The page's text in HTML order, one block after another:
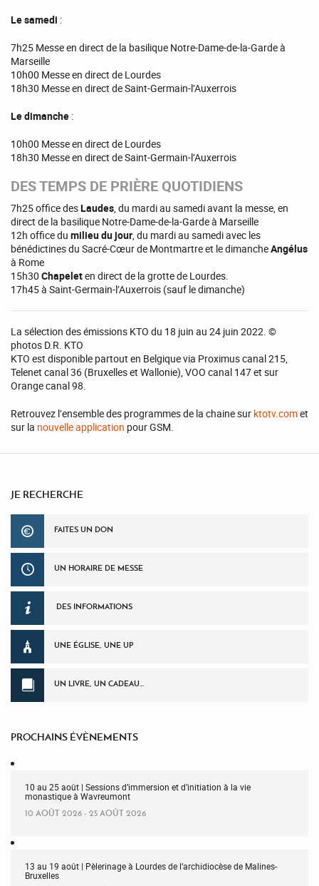
Le samedi :
7h25 Messe en direct de la basilique Notre-Dame-de-la-Garde à
Marseille
10h00 Messe en direct de Lourdes
18h30 Messe en direct de Saint-Germain-l’Auxerrois
Le dimanche :
10h00 Messe en direct de Lourdes
18h30 Messe en direct de Saint-Germain-l’Auxerrois
DES TEMPS DE PRIÈRE QUOTIDIENS
7h25 office desLaudes , du mardi au samedi avant la messe, en
direct de la basilique Notre-Dame-de-la-Garde à Marseille
12h office du milieu du jour , du mardi au samedi avec les
bénédictines du Sacré-Cœur de Montmartre et le dimancheAngélus
à Rome
15h30 Chapeleten direct de la grotte de Lourdes.
17h45 à Saint-Germain-l’Auxerrois (sauf le dimanche)
La sélection des émissions KTO du 18 juin au 24 juin 2022. ©
photos D.R. KTO
KTO est disponible partout en Belgique via Proximus canal 215,
Telenet canal 36 (Bruxelles et Wallonie), VOO canal 147 et sur
Orange canal 98.
Retrouvez l’ensemble des programmes de la chaine sur ktotv.comet
sur la nouvelle application pour GSM.
JE RECHERCHE
FAITES UN DON
UN HORAIRE DE MESSE
DES INFORMATIONS
UNE ÉGLISE, UNE UP
UN LIVRE, UN CADEAU…
PROCHAINS ÉVÈNEMENTS
10 au 25 août | Sessions d’immersion et d’initiation à la vie
monastique à Wavreumont
10 AOÛT 2026 - 25 AOÛT 2026
13 au 19 août | Pèlerinage à Lourdes de l’archidiocèse de Malines-
Bruxelles